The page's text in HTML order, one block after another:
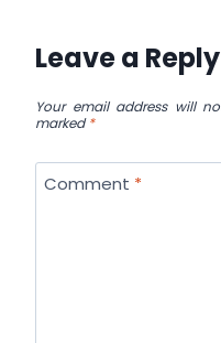
Leave a Reply
Your email address will
marked*
Comment *